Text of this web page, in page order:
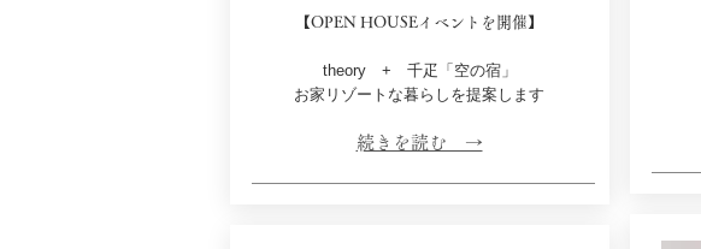
【OPEN HOUSEイベントを開催】
theory + 千疋「空の宿」
お家リゾートな暮らしを提案します​
​続きを読む →​